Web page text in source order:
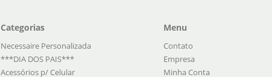
Categorias
Necessaire Personalizada
***DIA DOS PAIS***
Acessórios p/ Celular
Menu
Contato
Empresa
Minha Conta